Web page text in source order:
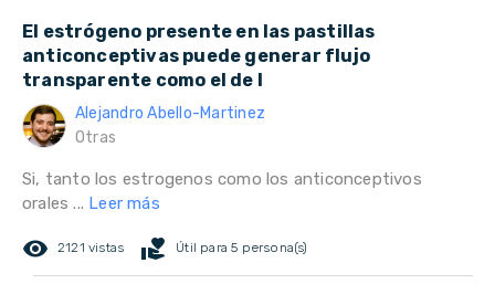
El estrógeno presente en las pastillas
anticonceptivas puede generar flujo
transparente como el de l
Alejandro Abello-Martinez
Otras
Si, tanto los estrogenos como los anticonceptivos
orales ... Leer más
remove_red_eye 2121 vistas volunteer_activism Útil para 5 persona(s)